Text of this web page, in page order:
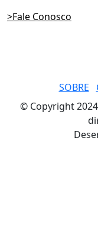
>Fale Conosco
SOBRE
© Copyright